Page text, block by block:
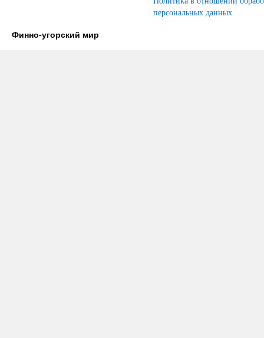
персональных данных
Финно-угорский мир